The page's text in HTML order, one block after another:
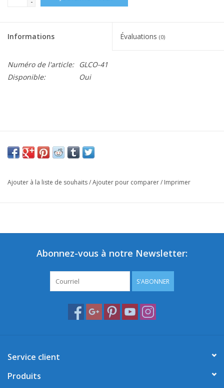
Informations Évaluations (0)
Numéro de l'article:
GLCO-41
Disponible:
Oui
Ajouter à la liste de souhaits/Ajouter pour comparer/ Imprimer
Abonnez-vous à notre Newsletter:
S'ABONNER
Service client
Produits